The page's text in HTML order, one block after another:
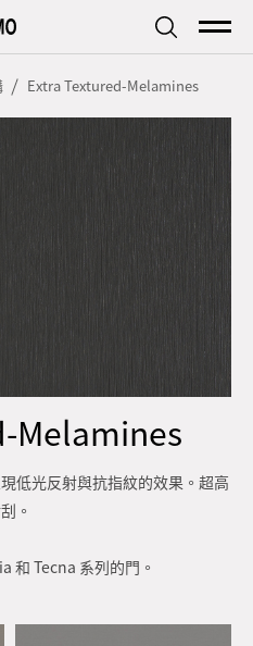
Extra Textured-Melamines
Melamines
低光反射與抗指紋的效果。超高
。
和 Tecna 系列的門。